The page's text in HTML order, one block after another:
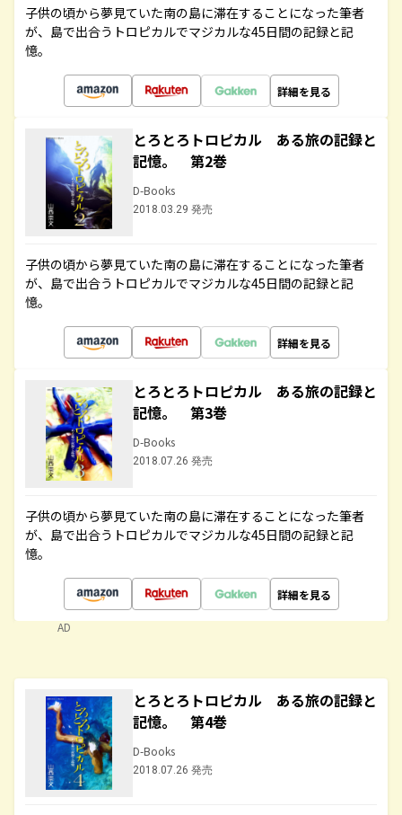
子供の頃から夢見ていた南の島に滞在することになった筆者
が、島で出合うトロピカルでマジカルな45日間の記録と記
憶。
詳細を見る
とろとろトロピカル ある旅の記録と
記憶。 第2巻
D-Books
2018.03.29 発売
子供の頃から夢見ていた南の島に滞在することになった筆者
が、島で出合うトロピカルでマジカルな45日間の記録と記
憶。
詳細を見る
とろとろトロピカル ある旅の記録と
記憶。 第3巻
D-Books
2018.07.26 発売
子供の頃から夢見ていた南の島に滞在することになった筆者
が、島で出合うトロピカルでマジカルな45日間の記録と記
憶。
詳細を見る
AD
とろとろトロピカル ある旅の記録と
記憶。 第4巻
D-Books
2018.07.26 発売